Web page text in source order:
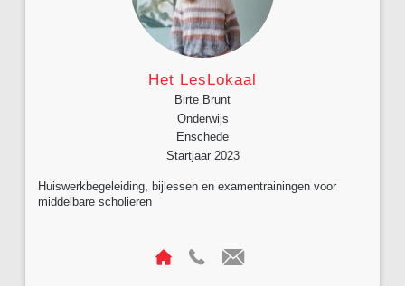
Het LesLokaal
Birte Brunt
Onderwijs
Enschede
Startjaar 2023
Huiswerkbegeleiding, bijlessen en examentrainingen voor
middelbare scholieren